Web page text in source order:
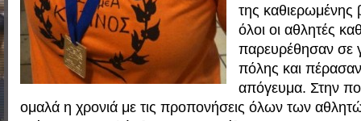
της καθιερωμένης
όλοι οι αθλητές
παρευρέθησαν σε
πόλης και
απόγευμα. Στην
ομαλά η χρονιά με τις προπονήσεις όλων των